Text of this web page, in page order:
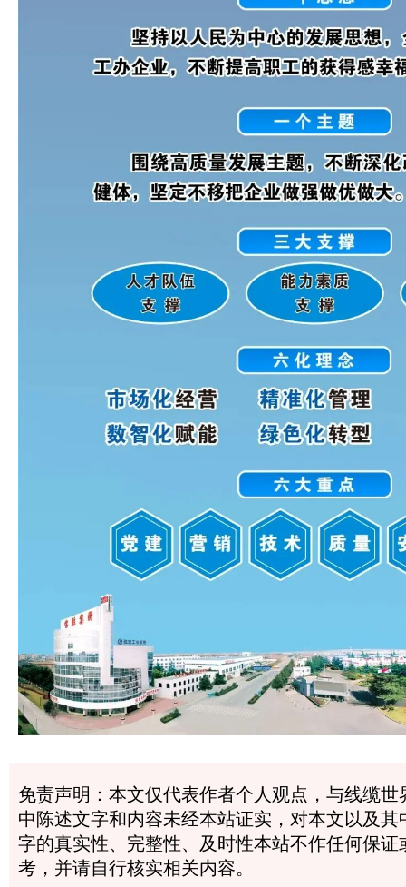
免责声明：本文仅代表作者个人观点，与线缆
中陈述文字和内容未经本站证实，对本文以及
字的真实性、完整性、及时性本站不作任何保
考，并请自行核实相关内容。